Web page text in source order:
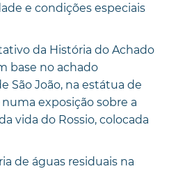
e condições especiais
da História do Achado
base no achado
São João, na estátua de
exposição sobre a
vida do Rossio, colocada
águas residuais na